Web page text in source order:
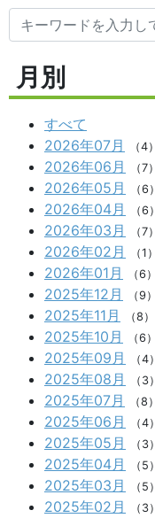
月別
すべて
2026年07月
（4）
2026年06月 （7）
2026年05月 （6）
2026年04月 （6）
2026年03月 （7）
2026年02月 （1）
2026年01月 （6）
2025年12月 （9）
2025年11月 （8）
2025年10月 （6）
2025年09月 （4）
2025年08月 （3）
2025年07月 （8）
2025年06月 （4）
2025年05月 （3）
2025年04月 （5）
2025年03月 （5）
2025年02月 （3）